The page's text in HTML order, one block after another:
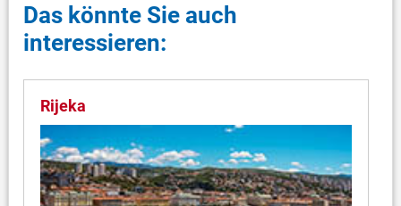
Das könnte Sie auch
interessieren:
Rijeka